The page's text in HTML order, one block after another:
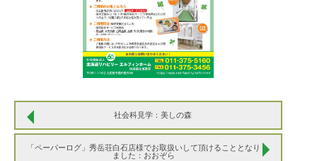
社会科見学：美しの森
「ペーパーログ」秀岳荘白石店様でお取扱いして頂けることとなり
ました：おおぞら